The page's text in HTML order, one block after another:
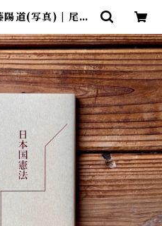
陽道(写真) | 尾鷲